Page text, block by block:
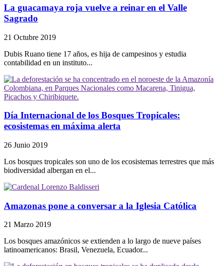
La guacamaya roja vuelve a reinar en el Valle
Sagrado
21 Octubre 2019
Dubis Ruano tiene 17 años, es hija de campesinos y estudia
contabilidad en un instituto...
Día Internacional de los Bosques Tropicales:
ecosistemas en máxima alerta
26 Junio 2019
Los bosques tropicales son uno de los ecosistemas terrestres que más
biodiversidad albergan en el...
Amazonas pone a conversar a la Iglesia Católica
21 Marzo 2019
Los bosques amazónicos se extienden a lo largo de nueve países
latinoamericanos: Brasil, Venezuela, Ecuador...